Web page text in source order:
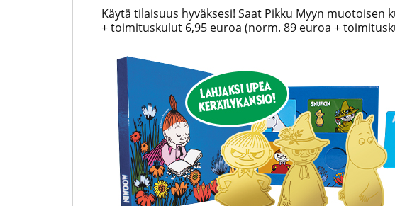
Käytä tilaisuus hyväksesi! Saat Pikku Myyn muotoisen
+ toimituskulut 6,95 euroa (norm. 89 euroa +